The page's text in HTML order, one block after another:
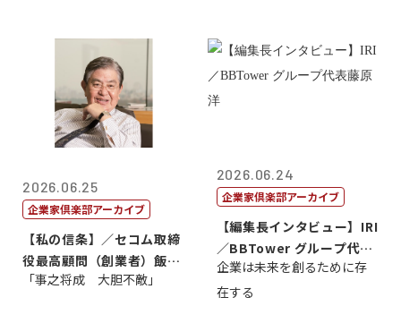
2026.06.25
企業家倶楽部アーカイブ
【私の信条】／セコム取締
役最高顧問（創業者）飯田
亮
「事之将成 大胆不敵」
2026.06.24
企業家倶楽部アーカイブ
【編集長インタビュー】IRI
／BBTower グループ代表
藤...
企業は未来を創るために存
在する